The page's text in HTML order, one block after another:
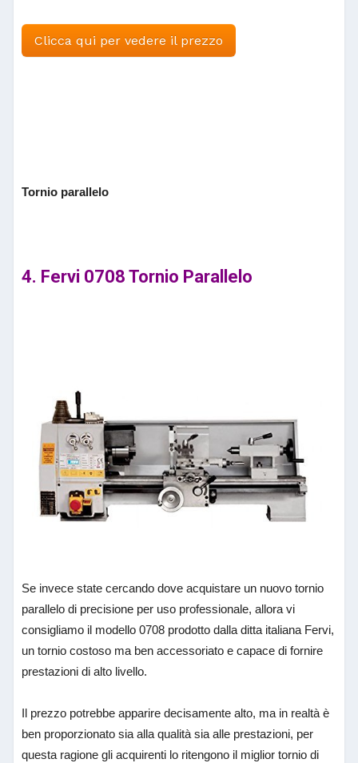
Clicca qui per vedere il prezzo
Tornio parallelo
4. Fervi 0708 Tornio Parallelo
Se invece state cercando dove acquistare un nuovo tornio
parallelo di precisione per uso professionale, allora vi
consigliamo il modello 0708 prodotto dalla ditta italiana Fervi,
un tornio costoso ma ben accessoriato e capace di fornire
prestazioni di alto livello.
Il prezzo potrebbe apparire decisamente alto, ma in realtà è
ben proporzionato sia alla qualità sia alle prestazioni, per
questa ragione gli acquirenti lo ritengono il miglior tornio di